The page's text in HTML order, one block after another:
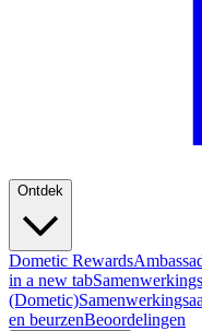
Ontdek
Dometic Rewards
in a new tab
(Dometic)
en beurzenBeoordelingen